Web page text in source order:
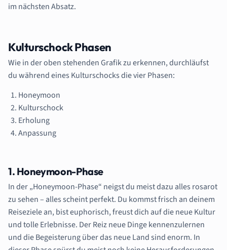
im nächsten Absatz.
Kulturschock Phasen
Wie in der oben stehenden Grafik zu erkennen, durchläufst
du während eines Kulturschocks die vier Phasen:
Honeymoon
Kulturschock
Erholung
Anpassung
1. Honeymoon-Phase
In der „Honeymoon-Phase“ neigst du meist dazu alles rosarot
zu sehen – alles scheint perfekt. Du kommst frisch an deinem
Reiseziele an, bist euphorisch, freust dich auf die neue Kultur
und tolle Erlebnisse. Der Reiz neue Dinge kennenzulernen
und die Begeisterung über das neue Land sind enorm. In